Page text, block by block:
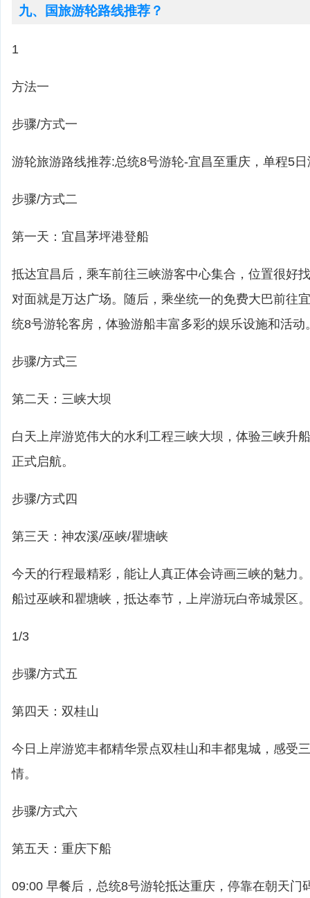
九、国旅游轮路线推荐？
1
方法一
步骤/方式一
游轮旅游路线推荐:总统8号游轮-宜昌至重庆，单程5日
步骤/方式二
第一天：宜昌茅坪港登船
抵达宜昌后，乘车前往三峡游客中心集合，位置很好
对面就是万达广场。随后，乘坐统一的免费大巴前往
统8号游轮客房，体验游船丰富多彩的娱乐设施和活动
步骤/方式三
第二天：三峡大坝
白天上岸游览伟大的水利工程三峡大坝，体验三峡升
正式启航。
步骤/方式四
第三天：神农溪/巫峡/瞿塘峡
今天的行程最精彩，能让人真正体会诗画三峡的魅力
船过巫峡和瞿塘峡，抵达奉节，上岸游玩白帝城景区。
1/3
步骤/方式五
第四天：双桂山
今日上岸游览丰都精华景点双桂山和丰都鬼城，感受
情。
步骤/方式六
第五天：重庆下船
09:00 早餐后，总统8号游轮抵达重庆，停靠在朝天门